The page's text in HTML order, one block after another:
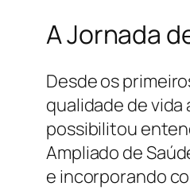
A Jornada
Desde os
qualidade de vida
possibilitou
Ampliado de
e incorporando